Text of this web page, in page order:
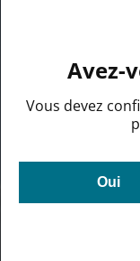
Avez-
Vous devez
Oui